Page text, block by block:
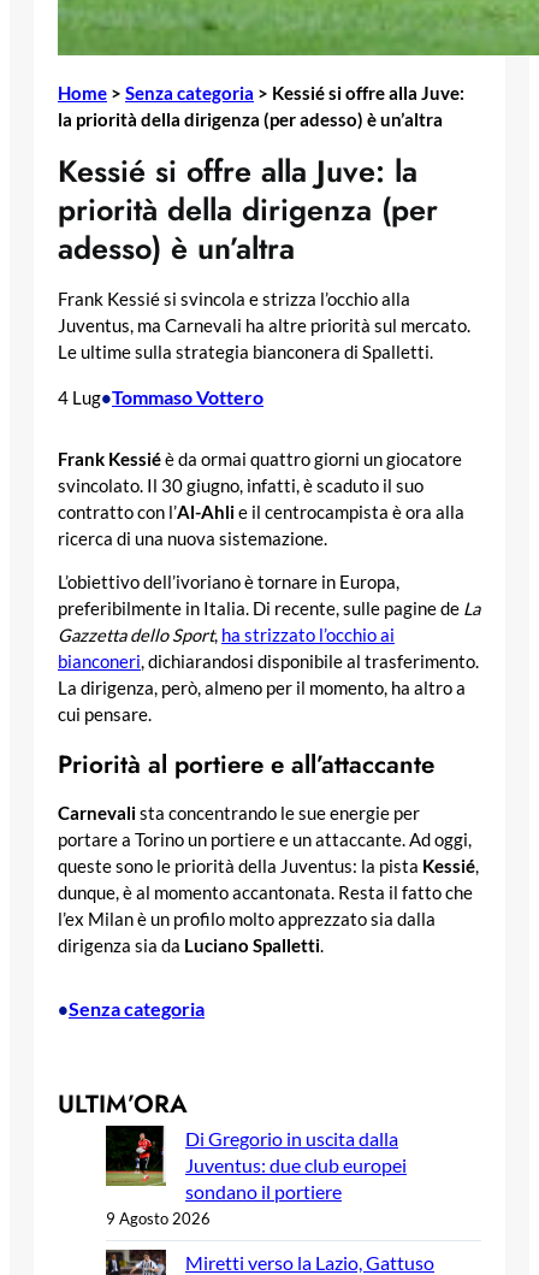
Home > Senza categoria > Kessié si offre alla Juve:
la priorità della dirigenza (per adesso) è un’altra
Kessié si offre alla Juve: la
priorità della dirigenza (per
adesso) è un’altra
Frank Kessié si svincola e strizza l’occhio alla
Juventus, ma Carnevali ha altre priorità sul mercato.
Le ultime sulla strategia bianconera di Spalletti.
4 Lug•Tommaso Vottero
Frank Kessiéè da ormai quattro giorni un giocatore
svincolato. Il 30 giugno, infatti, è scaduto il suo
contratto con l’Al-Ahlie il centrocampista è ora alla
ricerca di una nuova sistemazione.
L’obiettivo dell’ivoriano è tornare in Europa,
preferibilmente in Italia. Di recente, sulle pagine de La
Gazzetta dello Sport, ha strizzato l’occhio ai
bianconeri, dichiarandosi disponibile al trasferimento.
La dirigenza, però, almeno per il momento, ha altro a
cui pensare.
Priorità al portiere e all’attaccante
Carnevalista concentrando le sue energie per
portare a Torino un portiere e un attaccante. Ad oggi,
queste sono le priorità della Juventus: la pista Kessié,
dunque, è al momento accantonata. Resta il fatto che
l’ex Milan è un profilo molto apprezzato sia dalla
dirigenza sia da Luciano Spalletti.
•Senza categoria
ULTIM’ORA
Di Gregorio in uscita dalla
Juventus: due club europei
sondano il portiere
9 Agosto 2026
Miretti verso la Lazio, Gattuso